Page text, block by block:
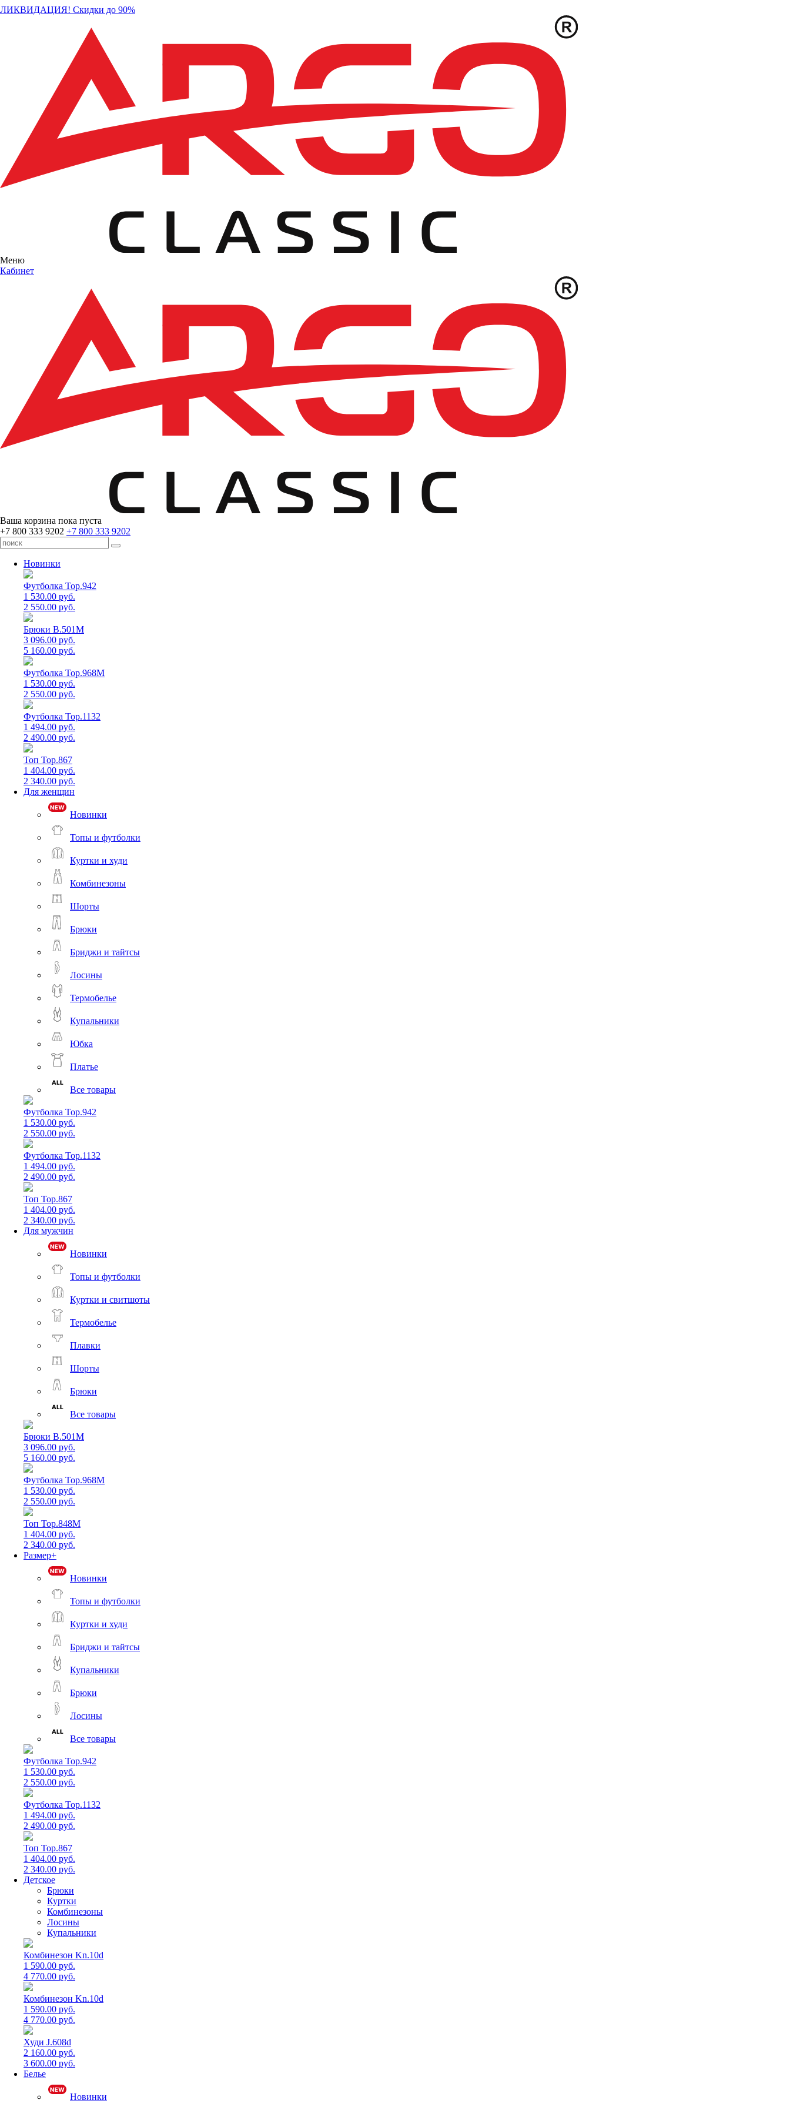
ЛИКВИДАЦИЯ! Скидки до 90%
Меню
Кабинет
Ваша корзина пока пуста
+7 800 333 9202 +7 800 333 9202
Новинки
Футболка Top.942
1 530.00 руб.
2 550.00 руб.
Брюки B.501M
3 096.00 руб.
5 160.00 руб.
Футболка Top.968M
1 530.00 руб.
2 550.00 руб.
Футболка Top.1132
1 494.00 руб.
2 490.00 руб.
Топ Top.867
1 404.00 руб.
2 340.00 руб.
Для женщин
Новинки
Топы и футболки
Куртки и худи
Комбинезоны
Шорты
Брюки
Бриджи и тайтсы
Лосины
Термобелье
Купальники
Юбка
Платье
Все товары
Футболка Top.942
1 530.00 руб.
2 550.00 руб.
Футболка Top.1132
1 494.00 руб.
2 490.00 руб.
Топ Top.867
1 404.00 руб.
2 340.00 руб.
Для мужчин
Новинки
Топы и футболки
Куртки и свитшоты
Термобелье
Плавки
Шорты
Брюки
Все товары
Брюки B.501M
3 096.00 руб.
5 160.00 руб.
Футболка Top.968M
1 530.00 руб.
2 550.00 руб.
Топ Top.848M
1 404.00 руб.
2 340.00 руб.
Размер+
Новинки
Топы и футболки
Куртки и худи
Бриджи и тайтсы
Купальники
Брюки
Лосины
Все товары
Футболка Top.942
1 530.00 руб.
2 550.00 руб.
Футболка Top.1132
1 494.00 руб.
2 490.00 руб.
Топ Top.867
1 404.00 руб.
2 340.00 руб.
Детское
Брюки
Куртки
Комбинезоны
Лосины
Купальники
Комбинезон Kn.10d
1 590.00 руб.
4 770.00 руб.
Комбинезон Kn.10d
1 590.00 руб.
4 770.00 руб.
Худи J.608d
2 160.00 руб.
3 600.00 руб.
Белье
Новинки